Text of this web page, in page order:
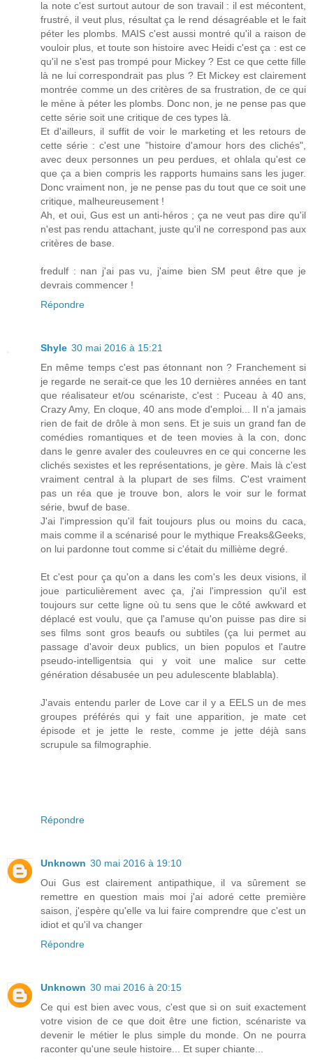
la note c'est surtout autour de son travail : il est mécontent,
frustré, il veut plus, résultat ça le rend désagréable et le fait
péter les plombs. MAIS c'est aussi montré qu'il a raison de
vouloir plus, et toute son histoire avec Heidi c'est ça : est ce
qu'il ne s'est pas trompé pour Mickey ? Est ce que cette fille
là ne lui correspondrait pas plus ? Et Mickey est clairement
montrée comme un des critères de sa frustration, de ce qui
le mène à péter les plombs. Donc non, je ne pense pas que
cette série soit une critique de ces types là.
Et d'ailleurs, il suffit de voir le marketing et les retours de
cette série : c'est une "histoire d'amour hors des clichés",
avec deux personnes un peu perdues, et ohlala qu'est ce
que ça a bien compris les rapports humains sans les juger.
Donc vraiment non, je ne pense pas du tout que ce soit une
critique, malheureusement !
Ah, et oui, Gus est un anti-héros ; ça ne veut pas dire qu'il
n'est pas rendu attachant, juste qu'il ne correspond pas aux
critères de base.
fredulf : nan j'ai pas vu, j'aime bien SM peut être que je
devrais commencer !
Répondre
Shyle 30 mai 2016 à 15:21
En même temps c'est pas étonnant non ? Franchement si
je regarde ne serait-ce que les 10 dernières années en tant
que réalisateur et/ou scénariste, c'est : Puceau à 40 ans,
Crazy Amy, En cloque, 40 ans mode d'emploi... Il n'a jamais
rien de fait de drôle à mon sens. Et je suis un grand fan de
comédies romantiques et de teen movies à la con, donc
dans le genre avaler des couleuvres en ce qui concerne les
clichés sexistes et les représentations, je gère. Mais là c'est
vraiment central à la plupart de ses films. C'est vraiment
pas un réa que je trouve bon, alors le voir sur le format
série, bwuf de base.
J'ai l'impression qu'il fait toujours plus ou moins du caca,
mais comme il a scénarisé pour le mythique Freaks&Geeks,
on lui pardonne tout comme si c'était du millième degré.
Et c'est pour ça qu'on a dans les com's les deux visions, il
joue particulièrement avec ça, j'ai l'impression qu'il est
toujours sur cette ligne où tu sens que le côté awkward et
déplacé est voulu, que ça l'amuse qu'on puisse pas dire si
ses films sont gros beaufs ou subtiles (ça lui permet au
passage d'avoir deux publics, un bien populos et l'autre
pseudo-intelligentsia qui y voit une malice sur cette
génération désabusée un peu adulescente blablabla).
J'avais entendu parler de Love car il y a EELS un de mes
groupes préférés qui y fait une apparition, je mate cet
épisode et je jette le reste, comme je jette déjà sans
scrupule sa filmographie.
Répondre
Unknown 30 mai 2016 à 19:10
Oui Gus est clairement antipathique, il va sûrement se
remettre en question mais moi j'ai adoré cette première
saison, j'espère qu'elle va lui faire comprendre que c'est un
idiot et qu'il va changer
Répondre
Unknown 30 mai 2016 à 20:15
Ce qui est bien avec vous, c'est que si on suit exactement
votre vision de ce que doit être une fiction, scénariste va
devenir le métier le plus simple du monde. On ne pourra
raconter qu'une seule histoire... Et super chiante...